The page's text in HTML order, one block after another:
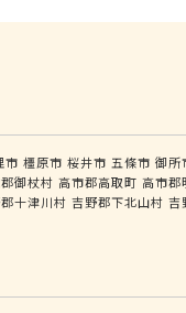
市 橿原市 桜井市 五條市 御所
御杖村 高市郡高取町 高市郡
十津川村 吉野郡下北山村 吉